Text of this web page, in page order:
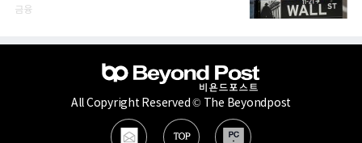
업들 인재 확보 경쟁
금융
All Copyright Reserved © The Beyondpost